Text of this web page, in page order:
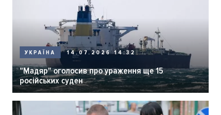
УКРАЇНА 14.07.2026 14:32
"Мадяр" оголосив про ураження ще 15
російських суден